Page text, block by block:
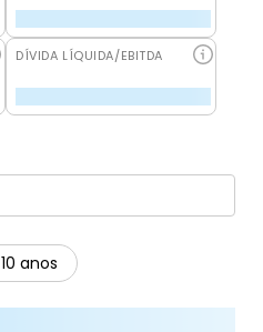
DÍVIDA LÍQUIDA/EBITDA
10 anos